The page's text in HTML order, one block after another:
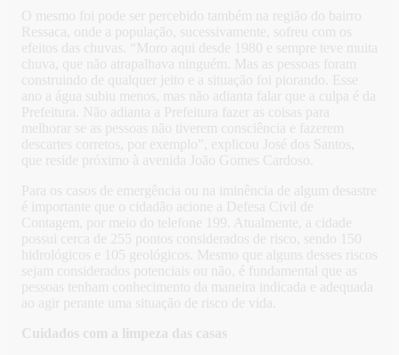
O mesmo foi pode ser percebido também na região do bairro
Ressaca, onde a população, sucessivamente, sofreu com os
efeitos das chuvas. “Moro aqui desde 1980 e sempre teve muita
chuva, que não atrapalhava ninguém. Mas as pessoas foram
construindo de qualquer jeito e a situação foi piorando. Esse
ano a água subiu menos, mas não adianta falar que a culpa é da
Prefeitura. Não adianta a Prefeitura fazer as coisas para
melhorar se as pessoas não tiverem consciência e fazerem
descartes corretos, por exemplo”, explicou José dos Santos,
que reside próximo à avenida João Gomes Cardoso.
Para os casos de emergência ou na iminência de algum desastre
é importante que o cidadão acione a Defesa Civil de
Contagem, por meio do telefone 199. Atualmente, a cidade
possui cerca de 255 pontos considerados de risco, sendo 150
hidrológicos e 105 geológicos. Mesmo que alguns desses riscos
sejam considerados potenciais ou não, é fundamental que as
pessoas tenham conhecimento da maneira indicada e adequada
ao agir perante uma situação de risco de vida.
Cuidados com a limpeza das casas